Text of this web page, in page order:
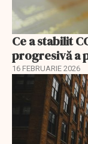
Ce a stabilit
progresivă a
16 FEBRUARIE 2026